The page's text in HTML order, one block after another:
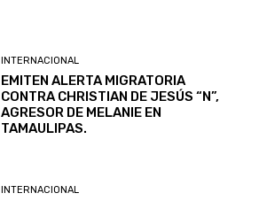
INTERNACIONAL
EMITEN ALERTA MIGRATORIA
CONTRA CHRISTIAN DE JESÚS “N”,
AGRESOR DE MELANIE EN
TAMAULIPAS.
INTERNACIONAL